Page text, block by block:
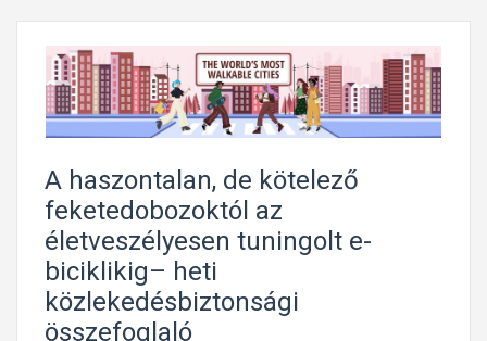
A haszontalan, de kötelező
feketedobozoktól az
életveszélyesen tuningolt e-
biciklikig– heti
közlekedésbiztonsági
összefoglaló